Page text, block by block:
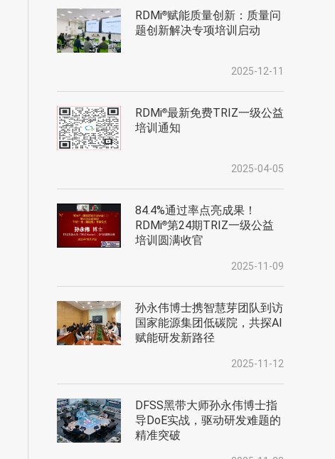
RDMi®赋能质量创新：质量问
题创新解决专项培训启动
2025-12-11
RDMi®最新免费TRIZ一级公益
培训通知
2025-04-05
84.4%通过率点亮成果！
RDMi®第24期TRIZ一级公益
培训圆满收官
2025-11-09
孙永伟博士携智慧芽团队到访
国家能源集团低碳院，共探AI
赋能研发新路径
2025-11-12
DFSS黑带大师孙永伟博士指
导DoE实战，驱动研发难题的
精准突破